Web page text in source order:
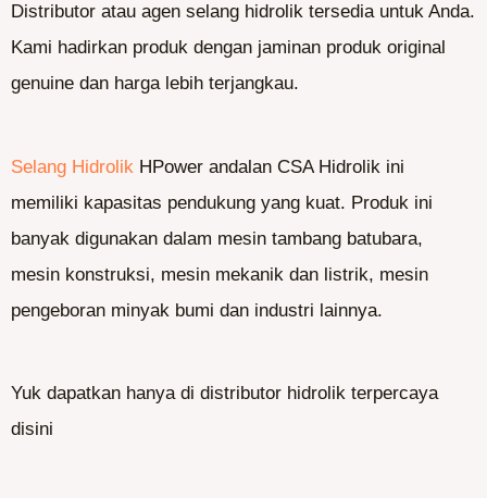
Distributor atau agen selang hidrolik tersedia untuk Anda.
Kami hadirkan produk dengan jaminan produk original
genuine dan harga lebih terjangkau.
Selang Hidrolik HPower andalan CSA Hidrolik ini
memiliki kapasitas pendukung yang kuat. Produk ini
banyak digunakan dalam mesin tambang batubara,
mesin konstruksi, mesin mekanik dan listrik, mesin
pengeboran minyak bumi dan industri lainnya.
Yuk dapatkan hanya di distributor hidrolik terpercaya
disini